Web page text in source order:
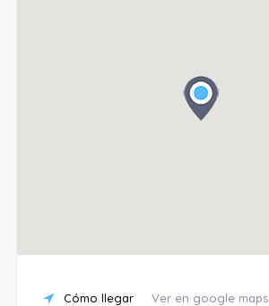
Cómo llegar Ver en google maps